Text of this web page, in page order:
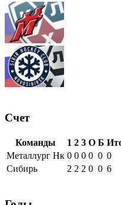
Счет
Команды 1 2 3 О Б
Металлург Нк 0 0 0 0 0 0
Сибирь
2 2 2 0 0 6